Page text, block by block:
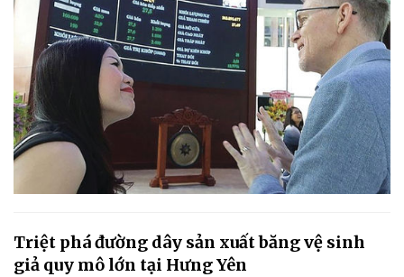
Triệt phá đường dây sản xuất băng vệ sinh
giả quy mô lớn tại Hưng Yên